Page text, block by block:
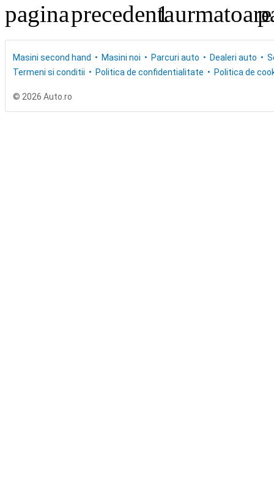
1
Masini second hand Masini noi Parcuri auto Dealeri auto
Termeni si conditii
Politica de confidentialitate Politica de
© 2026 Auto.ro